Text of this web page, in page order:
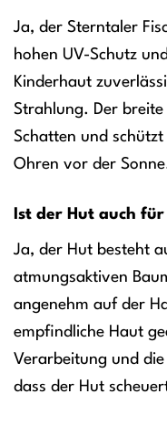
Ja, der Sterntaler
hohen UV-Schutz
Kinderhaut
Strahlung. Der breite
Schatten und
Ohren vor der
Ist der Hut auch
Ja, der Hut besteht
atmungsaktiven
angenehm auf der
empfindliche Haut
Verarbeitung und
dass der Hut